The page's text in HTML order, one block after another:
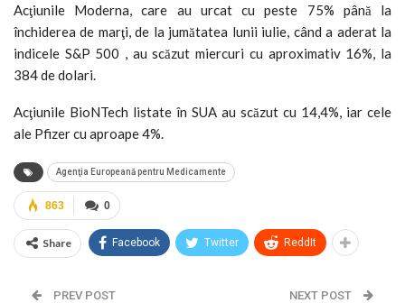
Acţiunile Moderna, care au urcat cu peste 75% până la
închiderea de marţi, de la jumătatea lunii iulie, când a aderat la
indicele S&P 500 , au scăzut miercuri cu aproximativ 16%, la
384 de dolari.
Acţiunile BioNTech listate în SUA au scăzut cu 14,4%, iar cele
ale Pfizer cu aproape 4%.
Agenţia Europeană pentru Medicamente
0
863
Share Facebook Twitter ReddIt
PREV POST NEXT POST